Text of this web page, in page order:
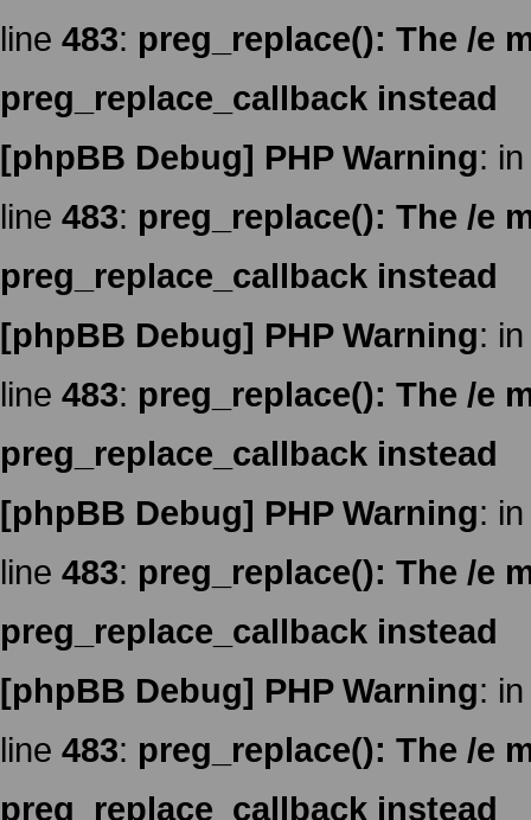
line 483: preg_replace(): The /e
preg_replace_callback instead
[phpBB Debug] PHP Warning:
line 483: preg_replace(): The /e
preg_replace_callback instead
[phpBB Debug] PHP Warning:
line 483: preg_replace(): The /e
preg_replace_callback instead
[phpBB Debug] PHP Warning:
line 483: preg_replace(): The /e
preg_replace_callback instead
[phpBB Debug] PHP Warning:
line 483: preg_replace(): The /e
preg_replace_callback instead